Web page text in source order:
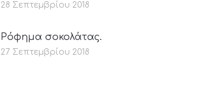
28 Σεπτεμβρίου 2018
Ρόφημα σοκολάτας.
27 Σεπτεμβρίου 2018